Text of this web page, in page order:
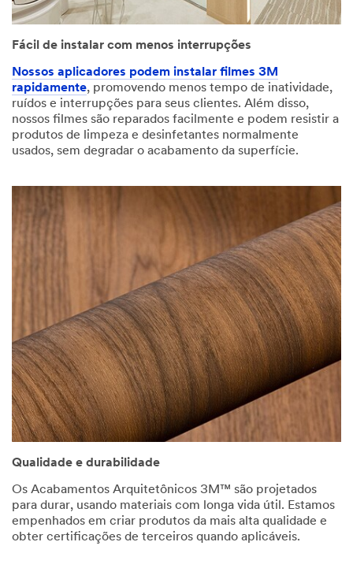
Fácil de instalar com menos interrupções
Nossos aplicadores podem instalar filmes 3M
rapidamente, promovendo menos tempo de inatividade,
ruídos e interrupções para seus clientes. Além disso,
nossos filmes são reparados facilmente e podem resistir a
produtos de limpeza e desinfetantes normalmente
usados, sem degradar o acabamento da superfície.
Qualidade e durabilidade
Os Acabamentos Arquitetônicos 3M™ são projetados
para durar, usando materiais com longa vida útil. Estamos
empenhados em criar produtos da mais alta qualidade e
obter certificações de terceiros quando aplicáveis.